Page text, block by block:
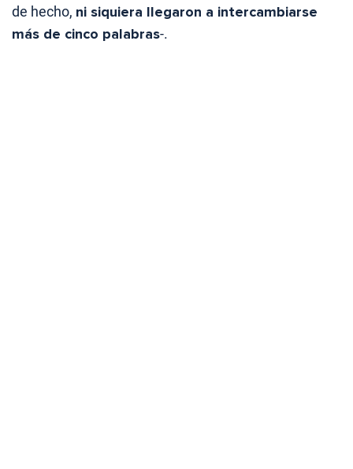
de hecho, ni siquiera llegaron a intercambiarse
más de cinco palabras-.